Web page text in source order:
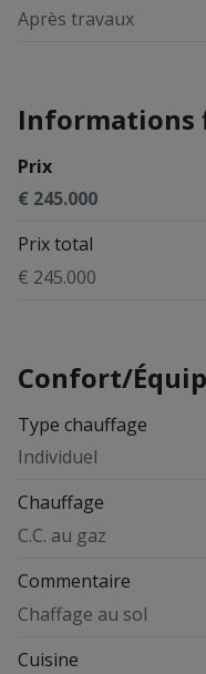
Après travaux
Informations
Prix
€ 245.000
Prix total
€ 245.000
Confort/
Type chauffage
Individuel
Chauffage
C.C. au gaz
Commentaire
Chaffage au sol
Cuisine